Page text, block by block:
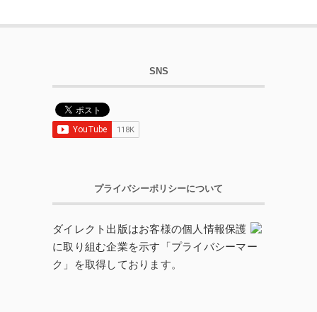
SNS
プライバシーポリシーについて
ダイレクト出版はお客様の個人情報保護
に取り組む企業を示す「プライバシーマー
ク」を取得しております。